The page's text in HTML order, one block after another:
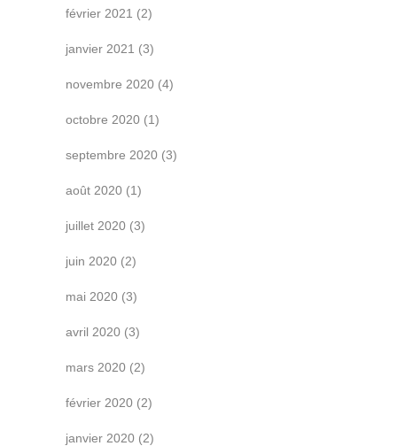
février 2021 (2)
janvier 2021 (3)
novembre 2020 (4)
octobre 2020 (1)
septembre 2020 (3)
août 2020 (1)
juillet 2020 (3)
juin 2020 (2)
mai 2020 (3)
avril 2020 (3)
mars 2020 (2)
février 2020 (2)
janvier 2020 (2)